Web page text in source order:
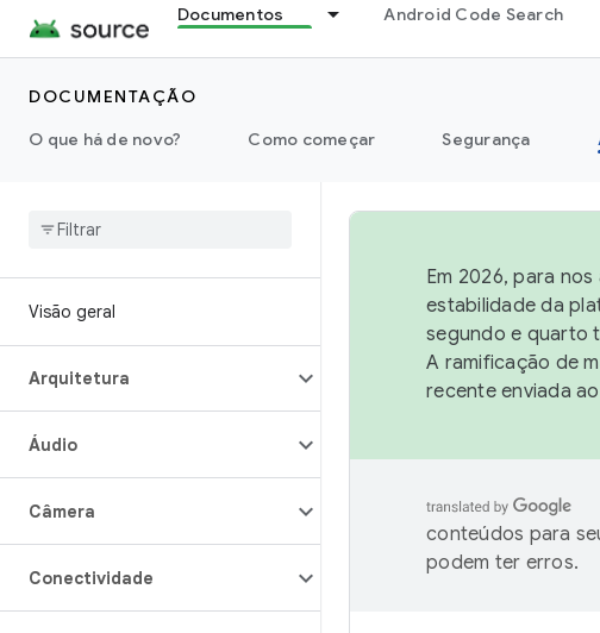
Documentos Android Code Search
DOCUMENTAÇÃO
O que há de novo?
Como começar Segurança
Visão geral
Arquitetura
Áudio
Câmera
Conectividade
Em 2026, para
estabilidade da
segundo e quarto
A ramificação de
recente enviada
conteúdos para
podem ter erros.